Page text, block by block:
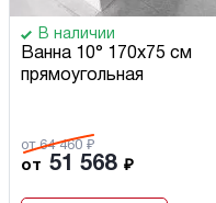
В наличии
Ванна 10° 170х75 см
прямоугольная
от 64 460 ₽
от 51 568 ₽